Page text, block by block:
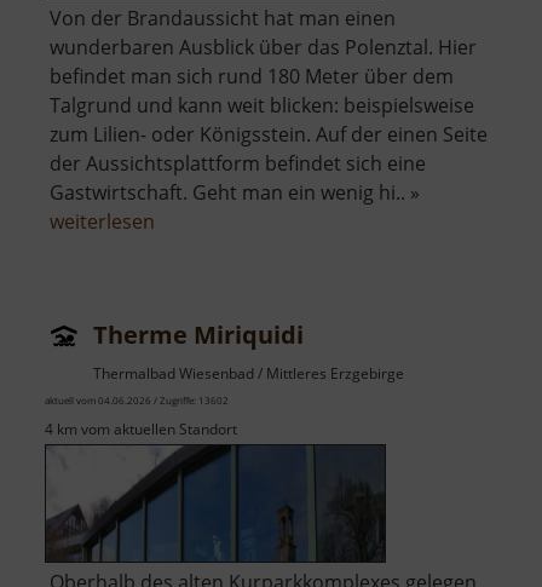
Von der Brandaussicht hat man einen
wunderbaren Ausblick über das Polenztal. Hier
befindet man sich rund 180 Meter über dem
Talgrund und kann weit blicken: beispielsweise
zum Lilien- oder Königsstein. Auf der einen Seite
der Aussichtsplattform befindet sich eine
Gastwirtschaft. Geht man ein wenig hi.. »
weiterlesen
Therme Miriquidi
Thermalbad Wiesenbad / Mittleres Erzgebirge
aktuell vom 04.06.2026 / Zugriffe: 13602
4 km vom aktuellen Standort